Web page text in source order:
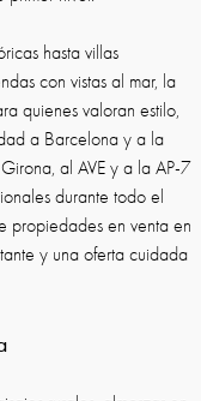
hasta villas
con vistas al mar, la
quienes valoran estilo,
a Barcelona y a la
al AVE y a la AP-7
durante todo el
propiedades en venta en
y una oferta cuidada